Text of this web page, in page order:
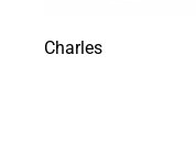
Charles